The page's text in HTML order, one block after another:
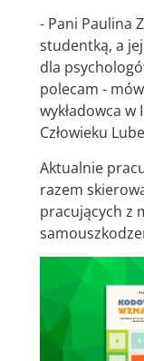
- Pani Paulina
studentką, a
dla
polecam -
wykładowca
Człowieku
Aktualnie
razem
pracujących z